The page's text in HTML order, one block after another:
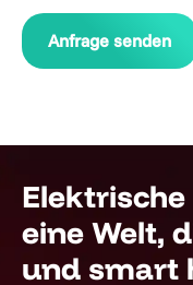
dieses
Feld
leer.
eine Welt,
und smart